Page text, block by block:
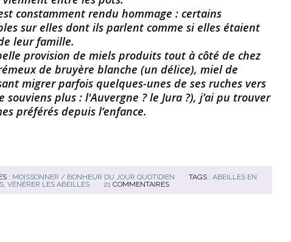
constamment rendu hommage : certains
sur elles dont ils parlent comme si elles étaient
leur famille.
provision de miels produits tout à côté de chez
de bruyère blanche (un délice), miel de
migrer parfois quelques-unes de ses ruches vers
plus : l'Auvergne ? le Jura ?), j’ai pu trouver
préférés depuis l’enfance.
: MOISSONNER / BONHEUR DU JOUR QUOTIDIEN TAGS :ABEILLES EN
, VÉNÉRER LES ABEILLES 21 COMMENTAIRES